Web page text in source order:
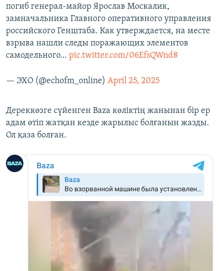
погиб генерал-майор Ярослав Москалик,
замначальника Главного оперативного управления
российского Генштаба. Как утверждается, на месте
взрыва нашли следы поражающих элементов
самодельного… pic.twitter.com/06EfsQWnd8
— ЭХО (@echofm_online) April 25, 2025
Дереккөзге сүйенген Baza көліктің жанынан бір ер
адам өтіп жатқан кезде жарылыс болғанын жазды.
Ол қаза болған.